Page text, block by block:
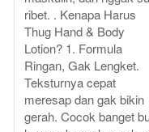
ribet. . Kenapa Harus
Thug Hand & Body
Lotion? 1. Formula
Ringan, Gak Lengket.
Teksturnya cepat
meresap dan gak bikin
gerah. Cocok banget